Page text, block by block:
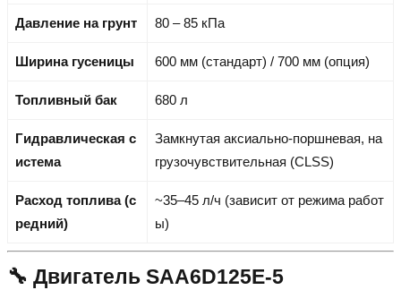
Давление на грунт 80 – 85 кПа
Ширина гусеницы 600 мм (стандарт) / 700 мм (опция)
Топливный бак 680 л
Гидравлическая с
истема
Замкнутая аксиально-поршневая, на
грузочувствительная (CLSS)
Расход топлива (с
редний)
~35–45 л/ч (зависит от режима работ
ы)
🔧 Двигатель SAA6D125E-5